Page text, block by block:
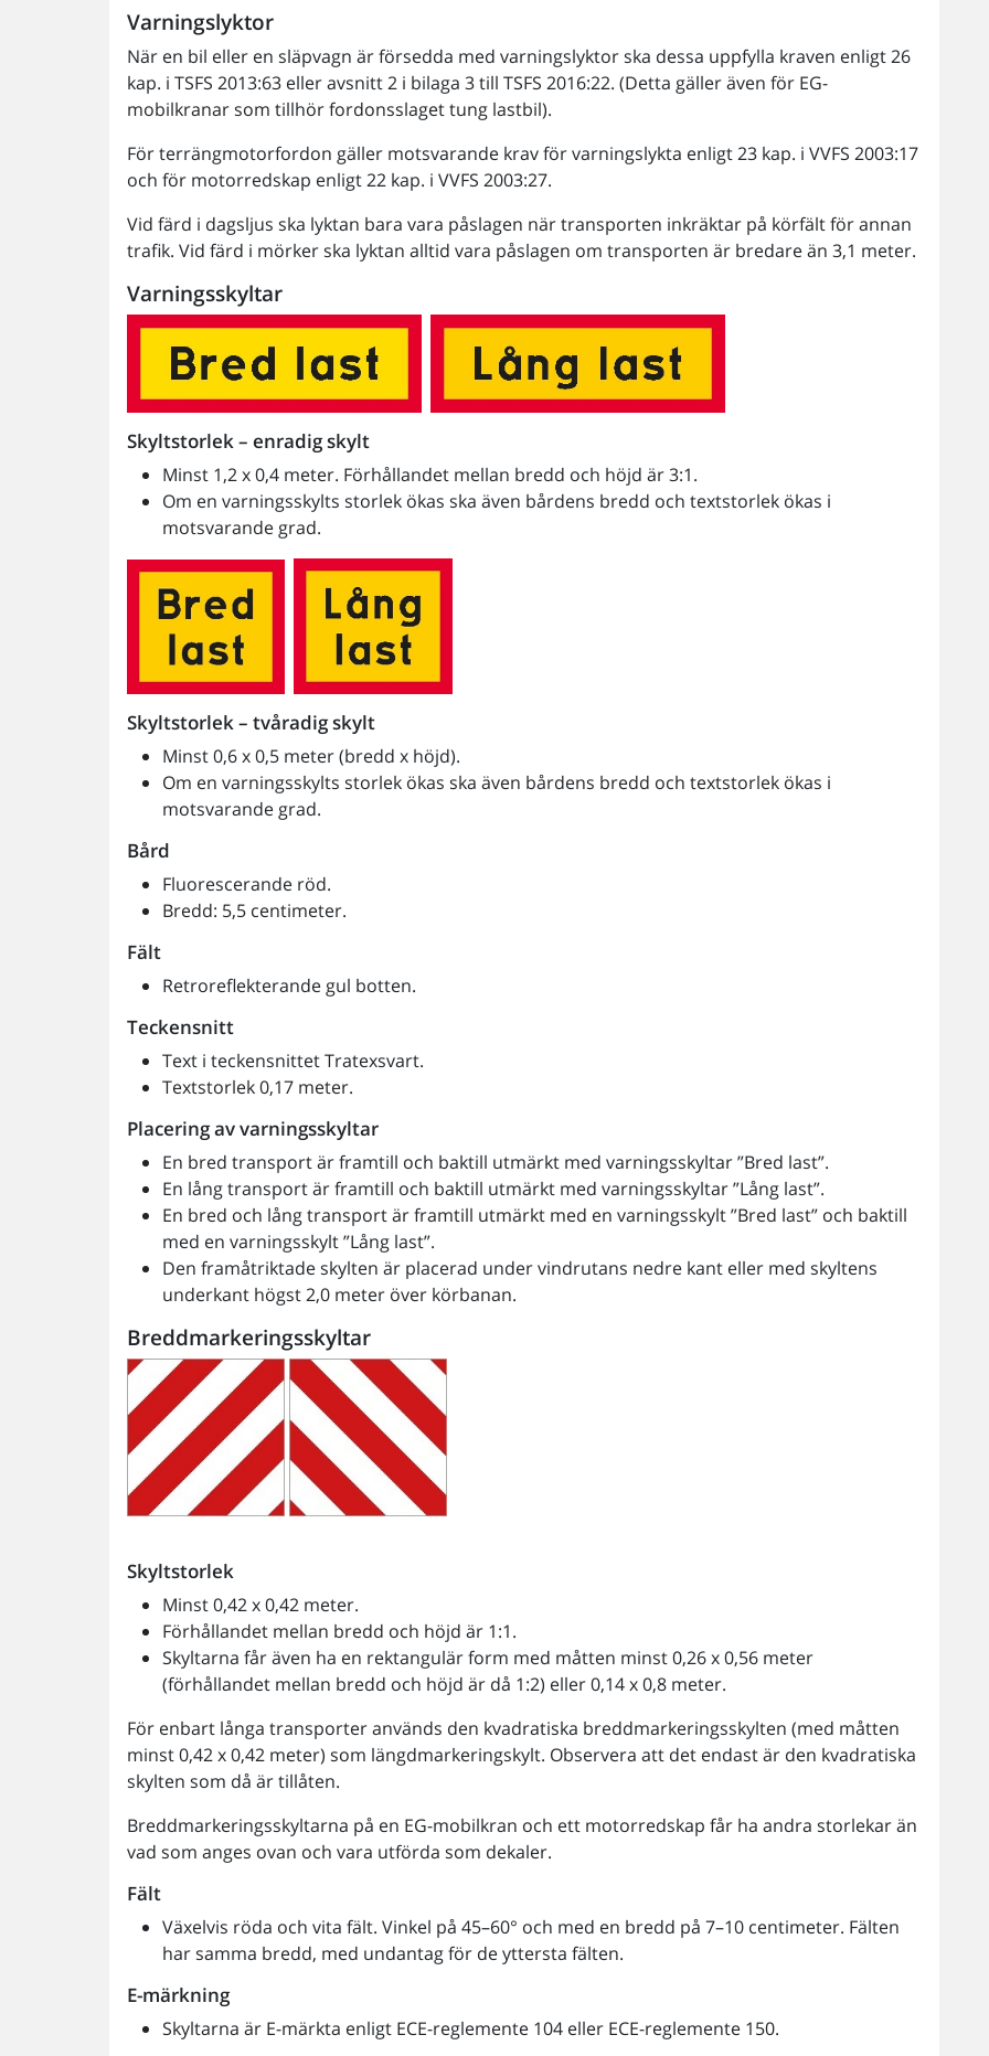
Varningslyktor
När en bil eller en släpvagn är försedda med varningslyktor ska dessa uppfylla kraven enligt 26
kap. i TSFS 2013:63 eller avsnitt 2 i bilaga 3 till TSFS 2016:22. (Detta gäller även för EG-
mobilkranar som tillhör fordonsslaget tung lastbil).
För terrängmotorfordon gäller motsvarande krav för varningslykta enligt 23 kap. i VVFS 2003:17
och för motorredskap enligt 22 kap. i VVFS 2003:27.
Vid färd i dagsljus ska lyktan bara vara påslagen när transporten inkräktar på körfält för annan
trafik. Vid färd i mörker ska lyktan alltid vara påslagen om transporten är bredare än 3,1 meter.
Varningsskyltar
Skyltstorlek – enradig skylt
Minst 1,2 x 0,4 meter. Förhållandet mellan bredd och höjd är 3:1.
Om en varningsskylts storlek ökas ska även bårdens bredd och textstorlek ökas i
motsvarande grad.
Skyltstorlek – tvåradig skylt
Minst 0,6 x 0,5 meter (bredd x höjd).
Om en varningsskylts storlek ökas ska även bårdens bredd och textstorlek ökas i
motsvarande grad.
Bård
Fluorescerande röd.
Bredd: 5,5 centimeter.
Fält
Retroreflekterande gul botten.
Teckensnitt
Text i teckensnittet Tratexsvart.
Textstorlek 0,17 meter.
Placering av varningsskyltar
En bred transport är framtill och baktill utmärkt med varningsskyltar ”Bred last”.
En lång transport är framtill och baktill utmärkt med varningsskyltar ”Lång last”.
En bred och lång transport är framtill utmärkt med en varningsskylt ”Bred last” och baktill
med en varningsskylt ”Lång last”.
Den framåtriktade skylten är placerad under vindrutans nedre kant eller med skyltens
underkant högst 2,0 meter över körbanan.
Breddmarkeringsskyltar
Skyltstorlek
Minst 0,42 x 0,42 meter.
Förhållandet mellan bredd och höjd är 1:1.
Skyltarna får även ha en rektangulär form med måtten minst 0,26 x 0,56 meter
(förhållandet mellan bredd och höjd är då 1:2) eller 0,14 x 0,8 meter.
För enbart långa transporter används den kvadratiska breddmarkeringsskylten (med måtten
minst 0,42 x 0,42 meter) som längdmarkeringskylt. Observera att det endast är den kvadratiska
skylten som då är tillåten.
Breddmarkeringsskyltarna på en EG-mobilkran och ett motorredskap får ha andra storlekar än
vad som anges ovan och vara utförda som dekaler.
Fält
Växelvis röda och vita fält. Vinkel på 45–60° och med en bredd på 7–10 centimeter. Fälten
har samma bredd, med undantag för de yttersta fälten.
E-märkning
Skyltarna är E-märkta enligt ECE-reglemente 104 eller ECE-reglemente 150.